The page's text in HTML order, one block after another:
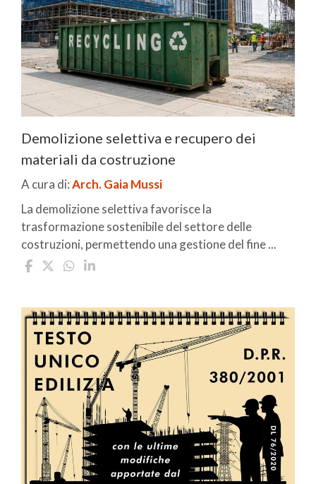
Demolizione selettiva e recupero dei
materiali da costruzione
A cura di:Arch. Gaia Mussi
La demolizione selettiva favorisce la
trasformazione sostenibile del settore delle
costruzioni, permettendo una gestione del fine ...